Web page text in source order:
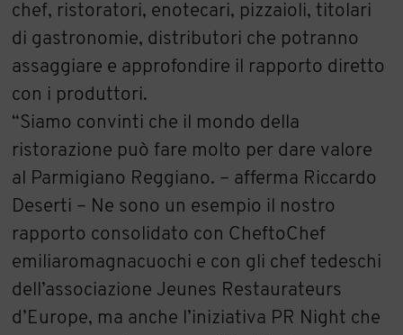
chef, ristoratori, enotecari, pizzaioli, titolari
di gastronomie, distributori che potranno
assaggiare e approfondire il rapporto diretto
con i produttori.
“Siamo convinti che il mondo della
ristorazione può fare molto per dare valore
al Parmigiano Reggiano. – afferma Riccardo
Deserti – Ne sono un esempio il nostro
rapporto consolidato con CheftoChef
emiliaromagnacuochi e con gli chef tedeschi
dell’associazione Jeunes Restaurateurs
d’Europe, ma anche l’iniziativa PR Night che